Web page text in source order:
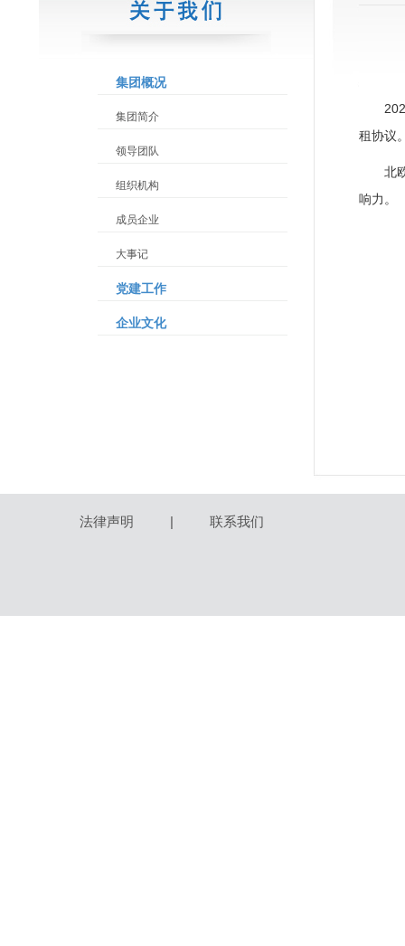
集团概况
集团简介
领导团队
组织机构
成员企业
大事记
党建工作
企业文化
租协议
北
响力。
法律声明 | 联系我们